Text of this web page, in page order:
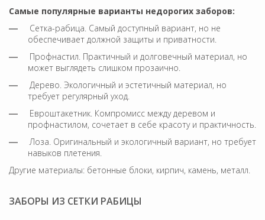
Самые популярные варианты недорогих заборов:
Сетка-рабица. Самый доступный вариант, но не
обеспечивает должной защиты и приватности.
Профнастил. Практичный и долговечный материал, но
может выглядеть слишком прозаично.
Дерево. Экологичный и эстетичный материал, но
требует регулярный уход.
Евроштакетник. Компромисс между деревом и
профнастилом, сочетает в себе красоту и практичность.
Лоза. Оригинальный и экологичный вариант, но требует
навыков плетения.
Другие материалы: бетонные блоки, кирпич, камень, металл.
ЗАБОРЫ ИЗ СЕТКИ РАБИЦЫ